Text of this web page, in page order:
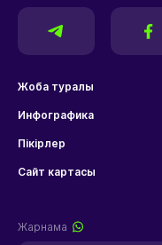
Жоба туралы
Инфографика
Пікірлер
Сайт картасы
Жарнама